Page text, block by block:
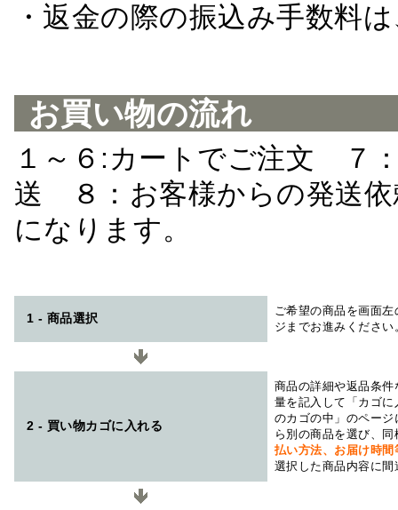
・返金の際の振込み手数料
お買い物の流れ
１～６:カートでご注文 ７
送 ８：お客様からの発送
になります。
1 - 商品選択
ご希望の商品を画面
ジまでお進みください
2 - 買い物カゴに入れる
商品の詳細や返品条
量を記入して「カゴ
のカゴの中」のペー
ら別の商品を選び、
払い方法、お届け時
選択した商品内容に